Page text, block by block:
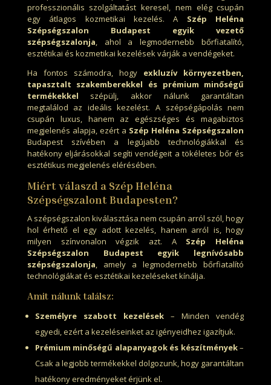
professzionális szolgáltatást keresel, nem elég csupán
egy átlagos kozmetikai kezelés. A Szép Heléna
Szépségszalon Budapest egyik vezető
szépségszalonja, ahol a legmodernebb bőrfiatalító,
esztétikai és kozmetikai kezelések várják a vendégeket.
Ha fontos számodra, hogy exkluzív környezetben,
tapasztalt szakemberekkel és prémium minőségű
termékekkel szépülj, akkor nálunk garantáltan
megtalálod az ideális kezelést. A szépségápolás nem
csupán luxus, hanem az egészséges és magabiztos
megjelenés alapja, ezért a Szép Heléna Szépségszalon
Budapest szívében a legújabb technológiákkal és
hatékony eljárásokkal segíti vendégeit a tökéletes bőr és
esztétikus megjelenés elérésében.
Miért válaszd a Szép Heléna
Szépségszalont Budapesten?
A szépségszalon kiválasztása nem csupán arról szól, hogy
hol érhető el egy adott kezelés, hanem arról is, hogy
milyen színvonalon végzik azt. A Szép Heléna
Szépségszalon Budapest egyik legnívósabb
szépségszalonja, amely a legmodernebb bőrfiatalító
technológiákat és esztétikai kezeléseket kínálja.
Amit nálunk találsz:
Személyre szabott kezelések– Minden vendég
egyedi, ezért a kezeléseinket az igényeidhez igazítjuk.
Prémium minőségű alapanyagok és készítmények–
Csak a legjobb termékekkel dolgozunk, hogy garantáltan
hatékony eredményeket érjünk el.